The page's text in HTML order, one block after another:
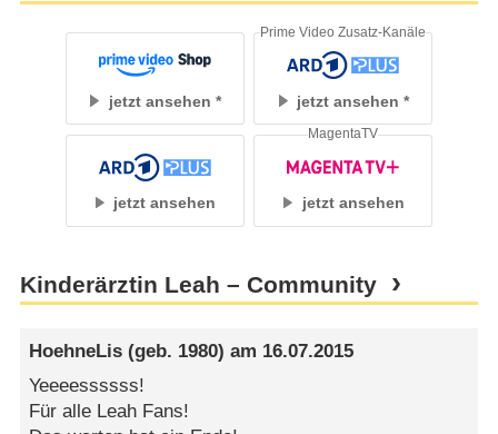
jetzt ansehen jetzt ansehen
Prime Video Zusatz-Kanäle
jetzt ansehen jetzt ansehen
MagentaTV
Kinderärztin Leah – Community
HoehneLis (geb. 1980) am 16.07.2015
Yeeeessssss!
Für alle Leah Fans!